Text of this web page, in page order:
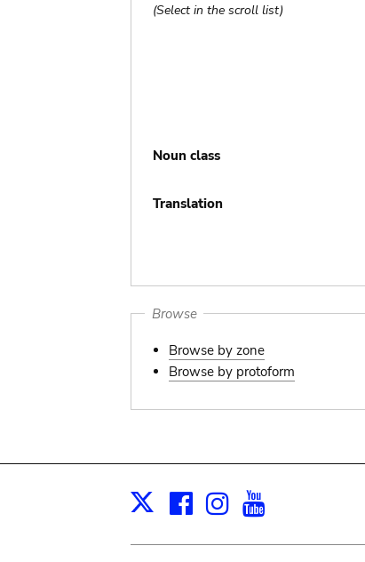
(Select in the scroll list)
Noun class
Translation
Browse
Browse by zone
Browse by protoform
X Facebook
Instagram